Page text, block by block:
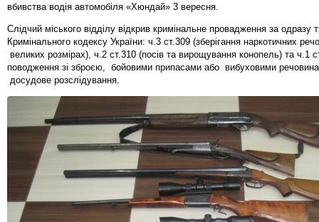
вбивства водія автомобіля «Хюндай» 3 вересня.
Слідчий міського відділу відкрив кримінальне провадження за одразу
Кримінального кодексу України: ч.3 ст.309 (зберігання наркотичних
великих розмірах), ч.2 ст.310 (посів та вирощування конопель) та ч.1
поводження зі зброєю, бойовими припасами або вибуховими
досудове розслідування.